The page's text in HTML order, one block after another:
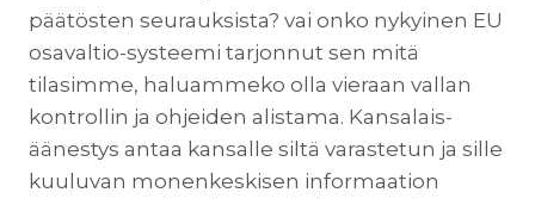
päätösten seurauksista? vai onko nykyinen EU
osavaltio-systeemi tarjonnut sen mitä
tilasimme, haluammeko olla vieraan vallan
kontrollin ja ohjeiden alistama. Kansalais-
äänestys antaa kansalle siltä varastetun ja sille
kuuluvan monenkeskisen informaation